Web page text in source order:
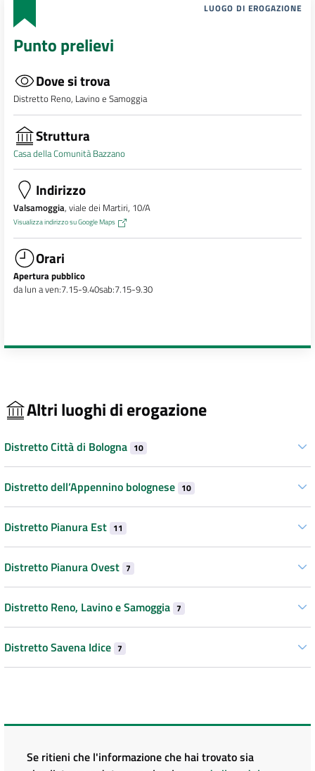
LUOGO DI EROGAZIONE
Punto prelievi
Dove si trova
Distretto Reno, Lavino e Samoggia
Struttura
Casa della Comunità Bazzano
Indirizzo
Valsamoggia, viale dei Martiri, 10/A
Visualizza indirizzo su Google Maps
Orari
Apertura pubblico
da lun a ven:7.15-9.40sab:7.15-9.30
Altri luoghi di erogazione
Distretto Città di Bologna 10
Distretto dell’Appennino bolognese 10
Distretto Pianura Est 11
Distretto Pianura Ovest 7
Distretto Reno, Lavino e Samoggia 7
Distretto Savena Idice 7
Se ritieni che l'informazione che hai trovato sia